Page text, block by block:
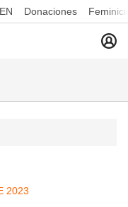
Donaciones
2023